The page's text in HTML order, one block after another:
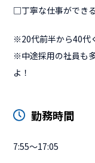
□丁寧な仕事ができる
※20代前半から40代
※中途採用の社員も
よ！
勤務時間
7:55～17:05